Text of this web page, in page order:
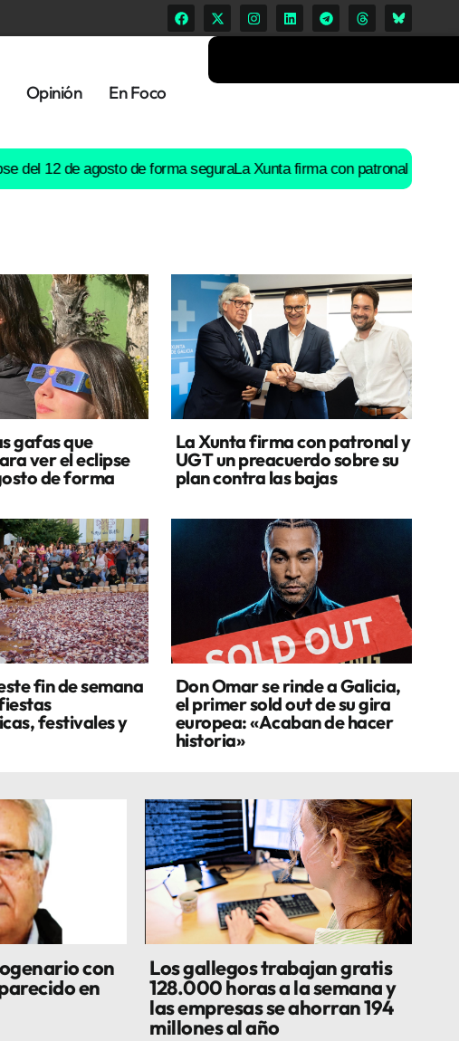
Opinión En Foco
de agosto de forma seguraLa Xunta firma con patronal y UGT un
gafas que
ver el eclipse
de forma
La Xunta firma con patronal y
UGT un preacuerdo sobre su
plan contra las bajas
fin de semana
festivales y
Don Omar se rinde a Galicia,
el primer sold out de su gira
europea: «Acaban de hacer
historia»
con
en
Los gallegos trabajan gratis
128.000 horas a la semana y
las empresas se ahorran 194
millones al año